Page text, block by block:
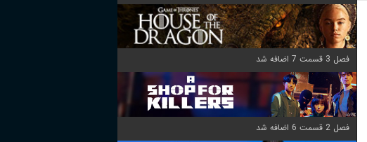
فصل 3 قسمت 7 اضافه شد
فصل 2 قسمت 6 اضافه شد